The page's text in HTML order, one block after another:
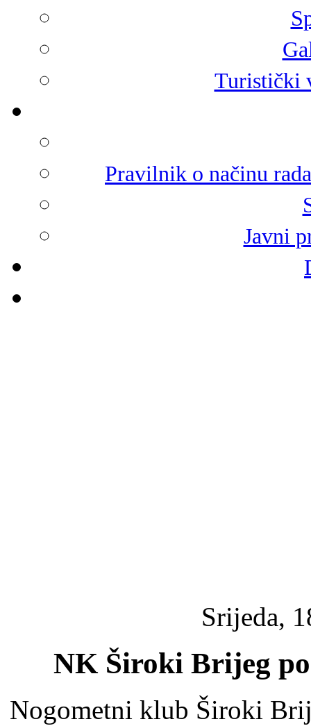
Turistički
Pravilnik o načinu
Javni
Srijeda,
NK Široki Brijeg
Nogometni klub Široki